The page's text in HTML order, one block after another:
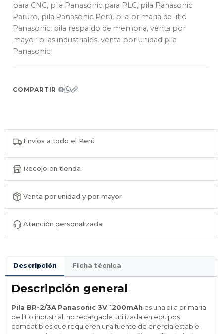
para CNC, pila Panasonic para PLC, pila Panasonic
Paruro, pila Panasonic Perú, pila primaria de litio
Panasonic, pila respaldo de memoria, venta por
mayor pilas industriales, venta por unidad pila
Panasonic
COMPARTIR
Envíos a todo el Perú
Recojo en tienda
Venta por unidad y por mayor
Atención personalizada
Descripción Ficha técnica
Descripción general
Pila BR-2/3A Panasonic 3V 1200mAh es una pila primaria
de litio industrial, no recargable, utilizada en equipos
compatibles que requieren una fuente de energía estable